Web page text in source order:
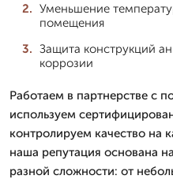
Уменьшение
помещения
Защита конструкций
коррозии
Работаем в партнерстве с
используем
контролируем качество на
наша репутация основана
разной сложности: от